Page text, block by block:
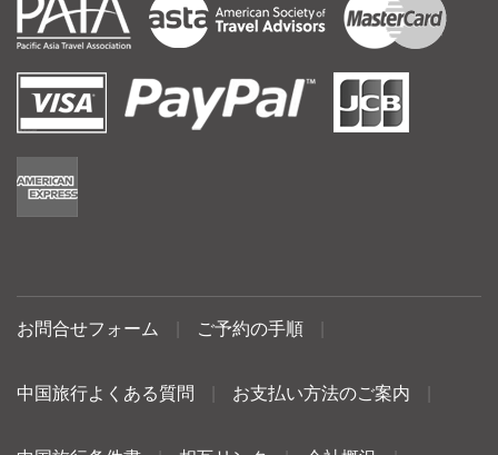
お問合せフォーム ご予約の手順
中国旅行よくある質問 お支払い方法のご案内